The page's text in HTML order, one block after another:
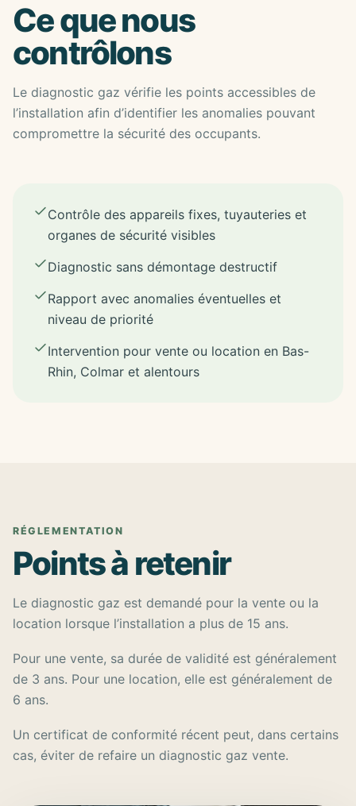
Ce que nous
contrôlons
Le diagnostic gaz vérifie les points accessibles de
l’installation afin d’identifier les anomalies pouvant
compromettre la sécurité des occupants.
Contrôle des appareils fixes, tuyauteries et
organes de sécurité visibles
Diagnostic sans démontage destructif
Rapport avec anomalies éventuelles et
niveau de priorité
Intervention pour vente ou location en Bas-
Rhin, Colmar et alentours
RÉGLEMENTATION
Points à retenir
Le diagnostic gaz est demandé pour la vente ou la
location lorsque l’installation a plus de 15 ans.
Pour une vente, sa durée de validité est généralement
de 3 ans. Pour une location, elle est généralement de
6 ans.
Un certificat de conformité récent peut, dans certains
cas, éviter de refaire un diagnostic gaz vente.